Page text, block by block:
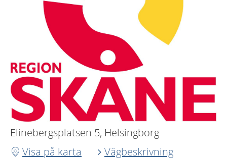
Elinebergsplatsen 5, Helsingborg
Visa på karta
Vägbeskrivning